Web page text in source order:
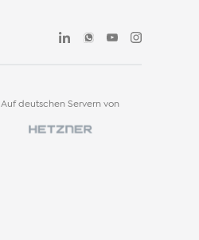
Auf deutschen Servern von